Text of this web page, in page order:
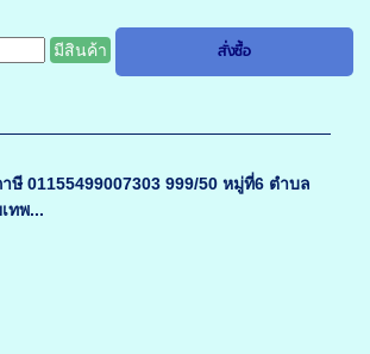
มีสินค้า
01155499007303 999/50 หมู่ที่6 ตำบล
ทพ...